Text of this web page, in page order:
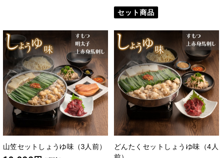
セット商品
山笠セットしょうゆ味（3人前）
どんたくセットしょうゆ味（4人